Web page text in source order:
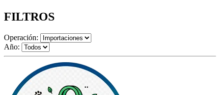
FILTROS
Operación:
Año: